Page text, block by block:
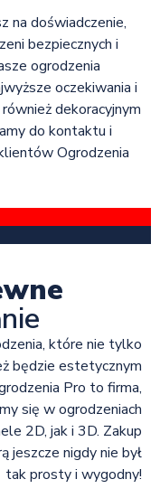
na doświadczenie,
bezpiecznych i
ogrodzenia
oczekiwania i
dekoracyjnym
do kontaktu i
Ogrodzenia
nie
które nie tylko
będzie estetycznym
Pro to firma,
się w ogrodzeniach
2D, jak i 3D. Zakup
jeszcze nigdy nie był
tak prosty i wygodny!